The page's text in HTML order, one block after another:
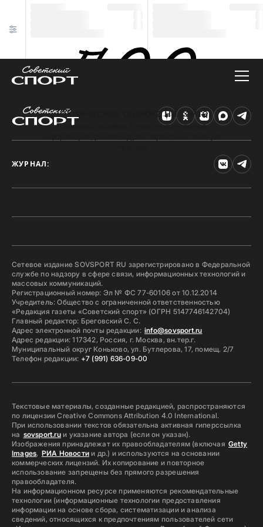
Техническая ошибка на сайте
Произошла ошибка. Чтобы найти нужную
ЖУРНАЛ:
Сетевое издание SOVSPORT RU зарегистрировано в Федеральной
службе по надзору в сфере связи, информационных технологий и
массовых коммуникаций.
Регистрационный номер: Эл № ФС 77-60106 от 10.12.2014
Учредитель: Общество с ограниченной ответственностью
«Редакция газеты «Советский спорт» (ОГРН 5147746142704)
Главный редактор: Бреговский С. С.
Адрес электронной почты редакции: info@sovsport.ru
Адрес редакции: 117342, Россия, г. Москва, вн.тер.г.
Муниципальный округ Коньково, ул. Бутлерова, 17, помещ. 2/7
Телефон редакции: +7 (991) 636-09-00
Текстовые материалы, созданные редакцией, распространяются
по лицензии Creative Commons Attribution 4.0 International.
При использовании текстов обязательна активная гиперссылка
на sovsport.ruи указание автора (если он указан).
Изображения принадлежат их правообладателям (включая Getty
Images, РИА Новостии др.) и используются на основании
коммерческих лицензий. Их копирование и повторное
использование запрещены без прямого разрешения
правообладателя.
На информационном ресурсе применяются рекомендательные
технологии (информационные технологии предоставления
информации на основе сбора, систематизации и анализа
сведений, относящихся к предпочтениям пользователей сети